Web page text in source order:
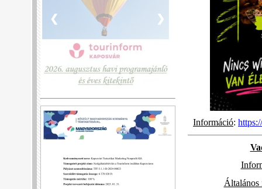
❮ ❯
Információ:
Általános